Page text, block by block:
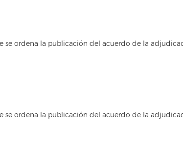
se ordena la publicación del acuerdo de la
se ordena la publicación del acuerdo de la